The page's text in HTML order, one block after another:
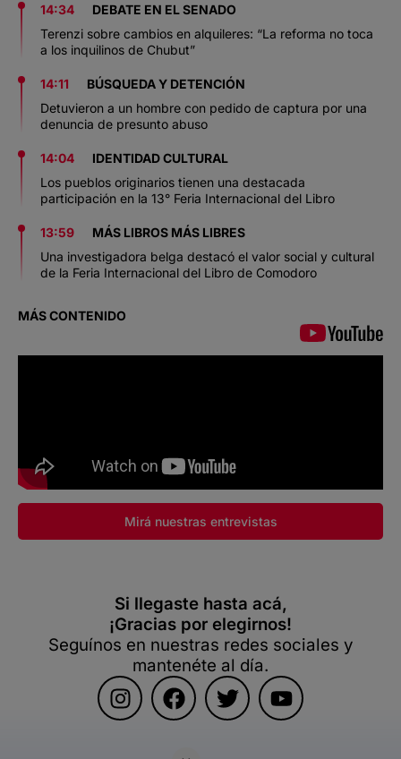
14:34
DEBATE EN EL SENADO
Terenzi sobre cambios en alquileres: “La reforma no toca
a los inquilinos de Chubut”
14:11
BÚSQUEDA Y DETENCIÓN
Detuvieron a un hombre con pedido de captura por una
denuncia de presunto abuso
14:04
IDENTIDAD CULTURAL
Los pueblos originarios tienen una destacada
participación en la 13° Feria Internacional del Libro
13:59
MÁS LIBROS MÁS LIBRES
Una investigadora belga destacó el valor social y cultural
de la Feria Internacional del Libro de Comodoro
MÁS CONTENIDO
Mirá nuestras entrevistas
Si llegaste hasta acá,
¡Gracias por elegirnos!
Seguínos en nuestras redes sociales y
mantenéte al día.